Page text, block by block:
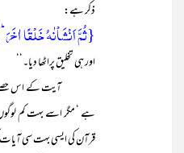
ذکر ہے:
{ثُمَّ اَنۡشَاۡنٰہُ خَلۡقًا
اور ہی تخلیق پراٹھا دیا۔‘‘
آیت کے اس حصے میں
ہے ‘ مگر اسے بہت کم
قرآن کی ایسی بہت سی